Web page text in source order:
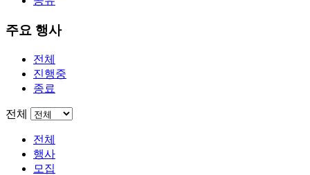
주요 행사
전체
진행중
종료
전체
전체
행사
모집